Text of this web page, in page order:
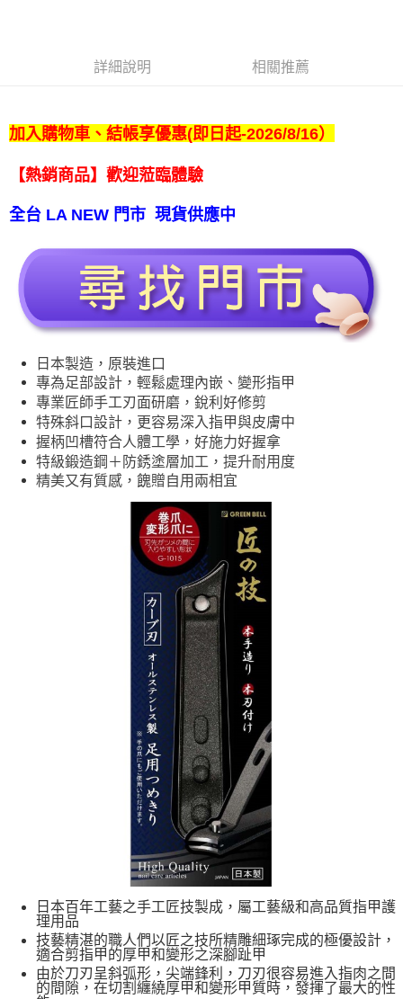
詳細說明 相關推薦
加入購物車、結帳享優惠(即日起-2026/8/16）
【熱銷商品】歡迎蒞臨體驗
全台 LA NEW 門市 現貨供應中
日本製造，原裝進口
專為足部設計，輕鬆處理內嵌、變形指甲
專業匠師手工刃面研磨，銳利好修剪
特殊斜口設計，更容易深入指甲與皮膚中
握柄凹槽符合人體工學，好施力好握拿
特級鍛造鋼＋防銹塗層加工，提升耐用度
精美又有質感，餽贈自用兩相宜
日本百年工藝之手工匠技製成，屬工藝級和高品質指甲護
理用品
技藝精湛的職人們以匠之技所精雕細琢完成的極優設計，
適合剪指甲的厚甲和變形之深腳趾甲
由於刀刃呈斜弧形，尖端鋒利，刀刃很容易進入指肉之間
的間隙，在切割纏繞厚甲和變形甲質時，發揮了最大的性